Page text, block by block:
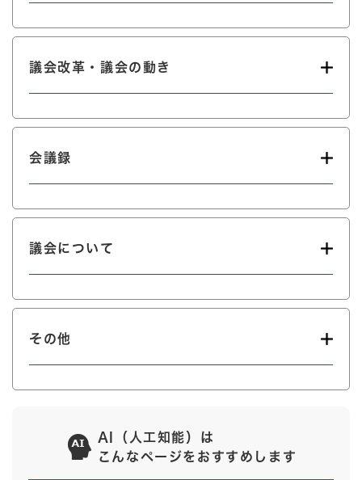
議会改革・議会の動き
会議録
議会について
その他
AI（人工知能）は
こんなページをおすすめします